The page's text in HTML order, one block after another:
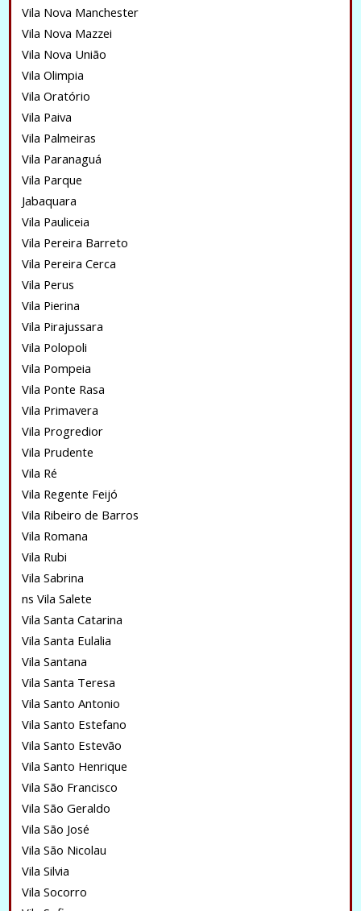
Vila Nova Manchester
Vila Nova Mazzei
Vila Nova União
Vila Olimpia
Vila Oratório
Vila Paiva
Vila Palmeiras
Vila Paranaguá
Vila Parque
Jabaquara
Vila Pauliceia
Vila Pereira Barreto
Vila Pereira Cerca
Vila Perus
Vila Pierina
Vila Pirajussara
Vila Polopoli
Vila Pompeia
Vila Ponte Rasa
Vila Primavera
Vila Progredior
Vila Prudente
Vila Ré
Vila Regente Feijó
Vila Ribeiro de Barros
Vila Romana
Vila Rubi
Vila Sabrina
ns Vila Salete
Vila Santa Catarina
Vila Santa Eulalia
Vila Santana
Vila Santa Teresa
Vila Santo Antonio
Vila Santo Estefano
Vila Santo Estevão
Vila Santo Henrique
Vila São Francisco
Vila São Geraldo
Vila São José
Vila São Nicolau
Vila Silvia
Vila Socorro